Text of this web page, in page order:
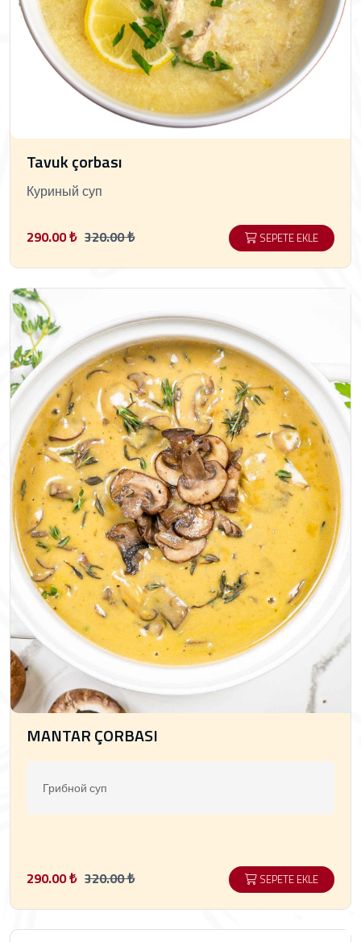
Tavuk çorbası
Куриный суп
290.00 ₺ 320.00 ₺ SEPETE EKLE
MANTAR ÇORBASI
Грибной суп
290.00 ₺ 320.00 ₺ SEPETE EKLE